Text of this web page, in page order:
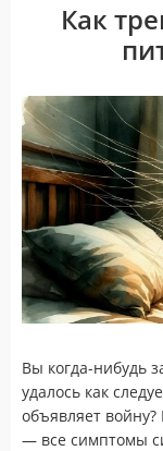
Как
Вы когда-нибудь
удалось как
объявляет
— все симптомы